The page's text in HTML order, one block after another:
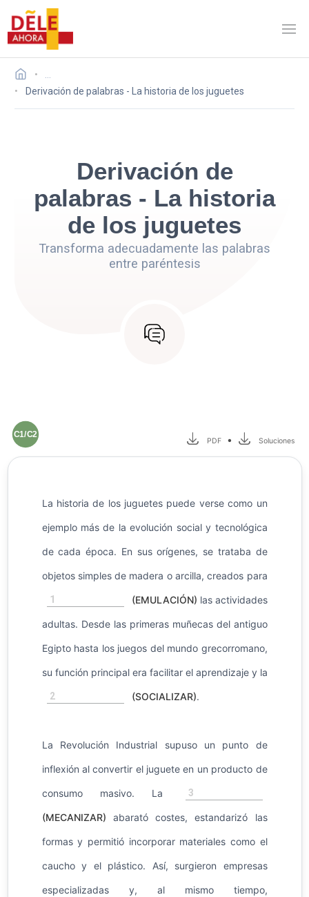
Derivación de palabras - La historia de los juguetes
Derivación de
palabras - La historia
de los juguetes
Transforma adecuadamente las palabras
entre paréntesis
C1/C2
PDF • Soluciones
La historia de los juguetes puede verse como un
ejemplo más de la evolución social y tecnológica
de cada época. En sus orígenes, se trataba de
objetos simples de madera o arcilla, creados para
1 (EMULACIÓN) las actividades
adultas. Desde las primeras muñecas del antiguo
Egipto hasta los juegos del mundo grecorromano,
su función principal era facilitar el aprendizaje y la
2 (SOCIALIZAR).
La Revolución Industrial supuso un punto de
inflexión al convertir el juguete en un producto de
consumo masivo. La 3
(MECANIZAR) abarató costes, estandarizó las
formas y permitió incorporar materiales como el
caucho y el plástico. Así, surgieron empresas
especializadas y, al mismo tiempo,